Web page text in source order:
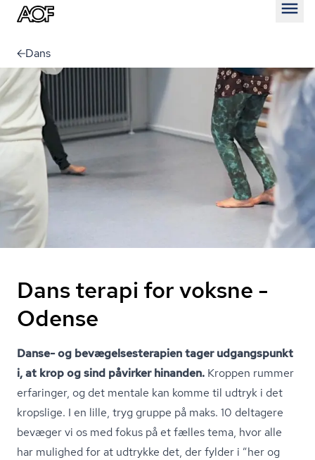
Dans
Dans terapi for voksne -
Odense
Danse- og be­væ­gel­ses­te­ra­pi­en tager udgangspunkt
i, at krop og sind påvirker hinanden. Kroppen rummer
erfaringer, og det mentale kan komme til udtryk i det
kropslige. I en lille, tryg gruppe på maks. 10 deltagere
bevæger vi os med fokus på et fælles tema, hvor alle
har mulighed for at udtrykke det, der fylder i ”her og